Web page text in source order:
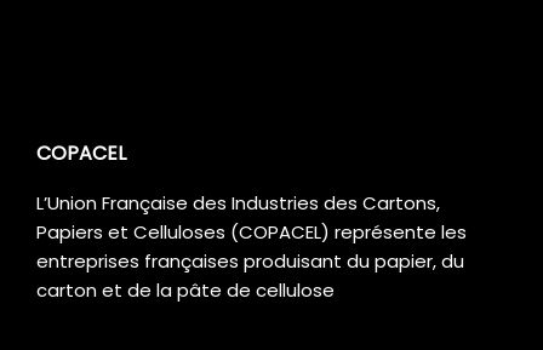
COPACEL
L’Union Française des Industries des Cartons,
Papiers et Celluloses (COPACEL) représente les
entreprises françaises produisant du papier, du
carton et de la pâte de cellulose